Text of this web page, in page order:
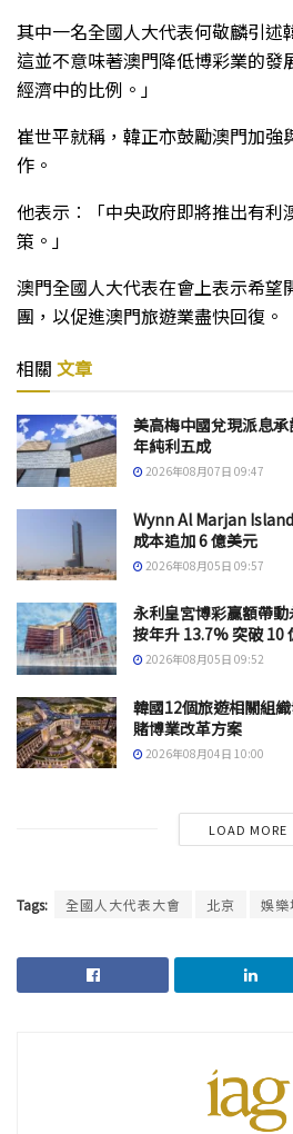
其中一名全國人大代表何敬麟引述
這並不意味著澳門降低博彩業的發
經濟中的比例。」
崔世平就稱，韓正亦鼓勵澳門加強
作。
他表示︰「中央政府即將推出有利
策。」
澳門全國人大代表在會上表示希望
團，以促進澳門旅遊業盡快回復。
相關 文章
美高梅中國兌現派息
年純利五成
2026年08月07日 09:47
Wynn Al Marjan
成本追加 6 億美元
2026年08月05日 09:57
永利皇宮博彩贏額帶
按年升 13.7% 突破 10
2026年08月05日 09:52
韓國12個旅遊相關組
賭博業改革方案
2026年08月04日 10:00
LOAD MORE
Tags: 全國人大代表大會 北京 娛樂